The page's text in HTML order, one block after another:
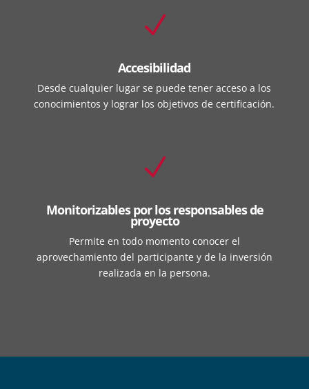
N
Accesibilidad
Desde cualquier lugar se puede tener acceso a los
conocimientos y lograr los objetivos de certificación.
N
Monitorizables por los responsables de
proyecto
Permite en todo momento conocer el
aprovechamiento del participante y de la inversión
realizada en la persona.